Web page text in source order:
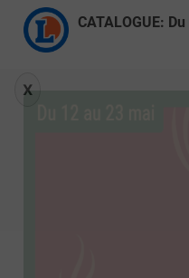
CATALOGUE: Du
X